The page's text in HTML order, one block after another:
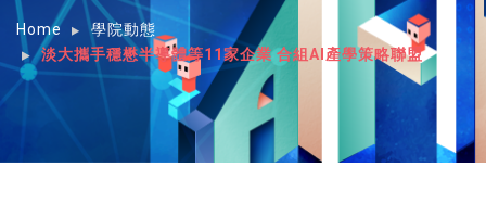
Home
學院動態
淡大攜手穩懋半導體等11家企業 合組AI產學策略聯盟